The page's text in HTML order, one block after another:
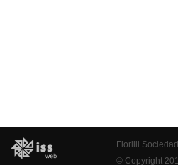
Fiorilli
© Copyright